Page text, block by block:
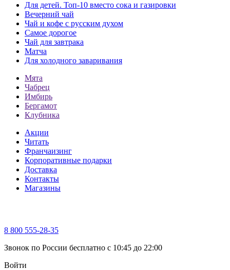
Для детей. Топ-10 вместо сока и газировки
Вечерний чай
Чай и кофе с русским духом
Самое дорогое
Чай для завтрака
Матча
Для холодного заваривания
Мята
Чабрец
Имбирь
Бергамот
Клубника
Акции
Читать
Франчаизинг
Корпоративные подарки
Доставка
Контакты
Магазины
8 800 555-28-35
Звонок по России бесплатно c 10:45 до 22:00
Войти